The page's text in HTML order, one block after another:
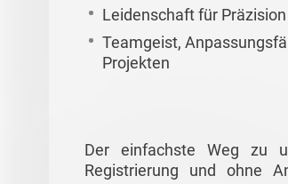
Leidenschaft für
Teamgeist,
Projekten
Der einfachste Weg zu
Registrierung und ohne